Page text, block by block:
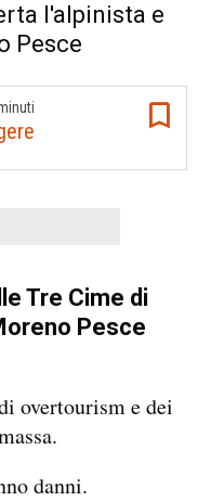
l'alpinista e
Pesce
Tre Cime di
Pesce
overtourism e dei
danni.